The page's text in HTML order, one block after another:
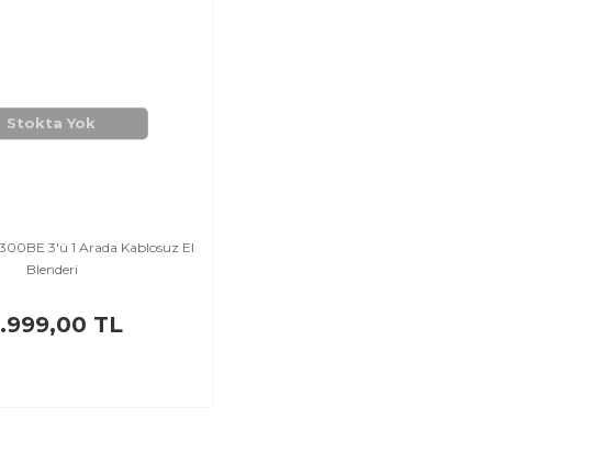
Stokta Yok
3'ü 1 Arada Kablosuz El
Blenderi
TL